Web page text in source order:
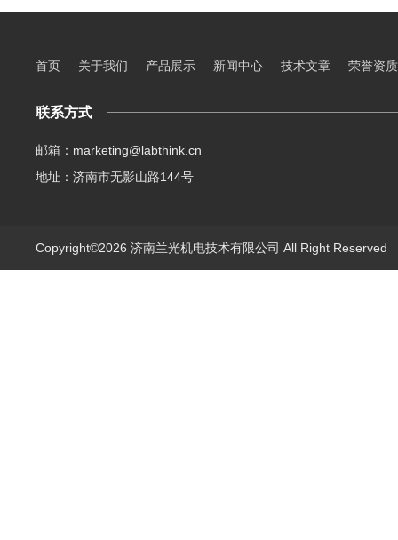
首页 关于我们 产品展示 新闻中心 技术文章 荣誉资质
联系方式
邮箱：marketing@labthink.cn
地址：济南市无影山路144号
Copyright©2026 济南兰光机电技术有限公司 All Right